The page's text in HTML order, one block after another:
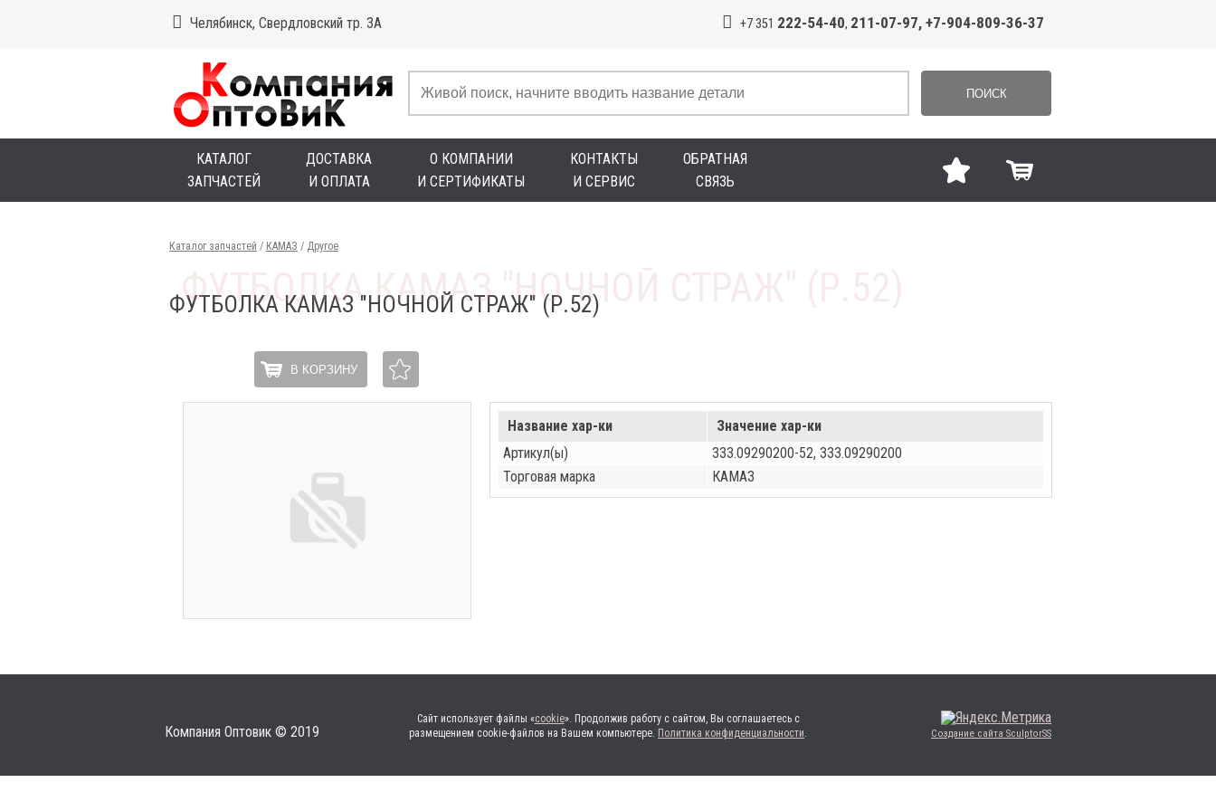
Челябинск, Свердловский тр. 3А +7 351 222-54-40, 211-07-97, +7-904-809-36-37
ПОИСК
КАТАЛОГ
ЗАПЧАСТЕЙ
ДОСТАВКА
И ОПЛАТА
О КОМПАНИИ
И СЕРТИФИКАТЫ
КОНТАКТЫ
И СЕРВИС
ОБРАТНАЯ
СВЯЗЬ
Каталог запчастей / КАМАЗ / Другое
ФУТБОЛКА КАМАЗ "НОЧНОЙ СТРАЖ" (Р.52)
В КОРЗИНУ
Название хар-ки
Значение хар-ки
Артикул(ы)
333.09290200-52, 333.09290200
Торговая марка
КАМАЗ
Компания Оптовик © 2019
Сайт использует файлы «cookie». Продолжив работу с сайтом, Вы соглашаетесь с
размещением cookie-файлов на Вашем компьютере. Политика конфиденциальности. Создание сайта SculptorSS